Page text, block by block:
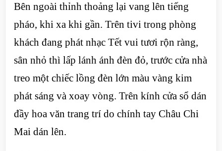
Bên ngoài thỉnh thoảng lại vang lên tiếng
pháo, khi xa khi gần. Trên tivi trong phòng
khách đang phát nhạc Tết vui tươi rộn ràng,
sân nhỏ thì lấp lánh ánh đèn đỏ, trước cửa nhà
treo một chiếc lồng đèn lớn màu vàng kim
phát sáng và xoay vòng. Trên kính cửa sổ dán
đầy hoa văn trang trí do chính tay Châu Chi
Mai dán lên.